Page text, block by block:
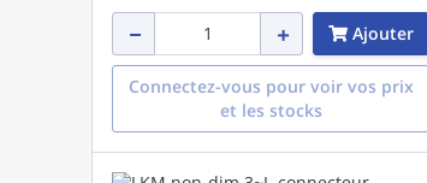
Ajouter
Connectez-vous pour voir vos prix
et les stocks